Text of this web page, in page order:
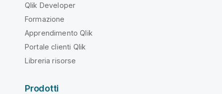
Qlik Developer
Formazione
Apprendimento Qlik
Portale clienti Qlik
Libreria risorse
Prodotti